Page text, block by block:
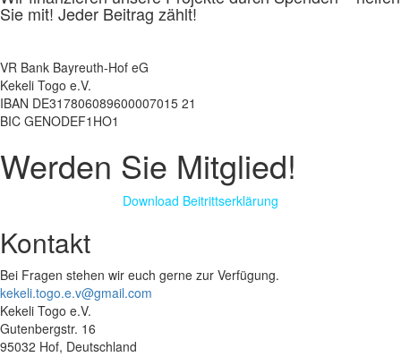
Sie mit! Jeder Beitrag zählt!
VR Bank Bayreuth-Hof eG
Kekeli Togo e.V.
IBAN DE317806089600007015 21
BIC GENODEF1HO1
Werden Sie Mitglied!
Download Beitrittserklärung
Kontakt
Bei Fragen stehen wir euch gerne zur Verfügung.
kekeli.togo.e.v@gmail.com
Kekeli Togo e.V.
Gutenbergstr. 16
95032 Hof, Deutschland